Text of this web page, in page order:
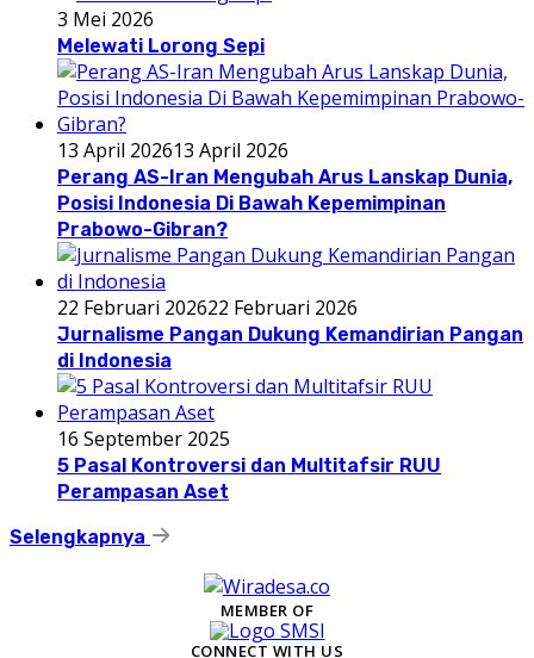
3 Mei 2026
Melewati Lorong Sepi
13 April 202613 April 2026
Perang AS-Iran Mengubah Arus Lanskap Dunia,
Posisi Indonesia Di Bawah Kepemimpinan
Prabowo-Gibran?
22 Februari 202622 Februari 2026
Jurnalisme Pangan Dukung Kemandirian Pangan
di Indonesia
16 September 2025
5 Pasal Kontroversi dan Multitafsir RUU
Perampasan Aset
Selengkapnya
MEMBER OF
CONNECT WITH US